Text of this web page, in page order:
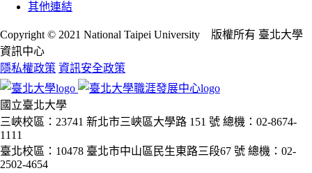
其他連結
Copyright © 2021 National Taipei University 版權所有 臺北大學
資訊中心
隱私權政策 資訊安全政策
國立臺北大學
三峽校區：23741 新北市三峽區大學路 151 號 總機：02-8674-
1111
臺北校區：10478 臺北市中山區民生東路三段67 號 總機：02-
2502-4654